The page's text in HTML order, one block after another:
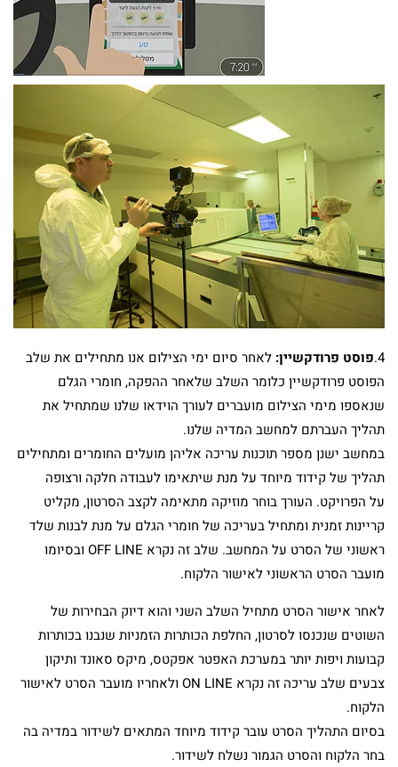
4. פוסט פרודקשיין: לאחר סיום ימי הצילום אנו מתחילים את שלב
הפוסט פרודקשיין כלומר השלב שלאחר ההפקה, חומרי הגלם
שנאספו מימי הצילום מועברים לעורך הוידאו שלנו שמתחיל את
תהליך העברתם למחשב המדיה שלנו.
במחשב ישנן מספר תוכנות עריכה אליהן מועלים החומרים ומתחילים
תהליך של קידוד מיוחד על מנת שיתאימו לעבודה חלקה ורצופה
על הפרויקט. העורך בוחר מוזיקה מתאימה לקצב הסרטון, מקליט
קריינות זמנית ומתחיל בעריכה של חומרי הגלם על מנת לבנות שלד
ראשוני של הסרט על המחשב. שלב זה נקרא OFF LINE ובסיומו
מועבר הסרט הראשוני לאישור הלקוח.
לאחר אישור הסרט מתחיל השלב השני והוא דיוק הבחירות של
השוטים שנכנסו לסרטון, החלפת הכותרות הזמניות שנבנו בכותרות
קבועות ויפות יותר במערכת האפטר אפקטס, מיקס סאונד ותיקון
צבעים שלב עריכה זה נקרא ON LINE ולאחריו מועבר הסרט לאישור
הלקוח.
בסיום התהליך הסרט עובר קידוד מיוחד המתאים לשידור במדיה בה
בחר הלקוח והסרט הגמור נשלח לשידור.